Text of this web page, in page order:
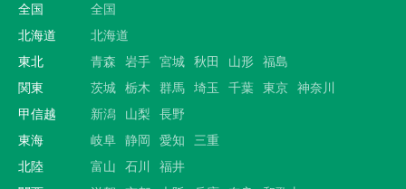
全国
全国
北海道
北海道
東北
青森 岩手 宮城 秋田 山形 福島
関東
茨城 栃木 群馬 埼玉 千葉 東京 神奈川
甲信越
新潟 山梨
長野
東海
岐阜 静岡 愛知
三重
北陸
富山 石川
福井